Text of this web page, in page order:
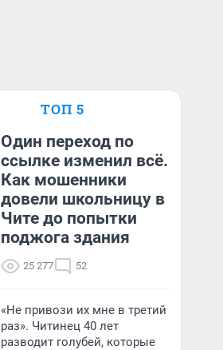
ТОП 5
Один переход по
ссылке изменил всё.
Как мошенники
довели школьницу в
Чите до попытки
поджога здания
25 277 52
«Не привози их мне в третий
раз». Читинец 40 лет
разводит голубей, которые